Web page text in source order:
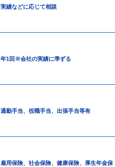
実績などに応じて相談
年1回※会社の実績に準ずる
通勤手当、役職手当、出張手当等有
雇用保険、社会保険、健康保険、厚生年金保